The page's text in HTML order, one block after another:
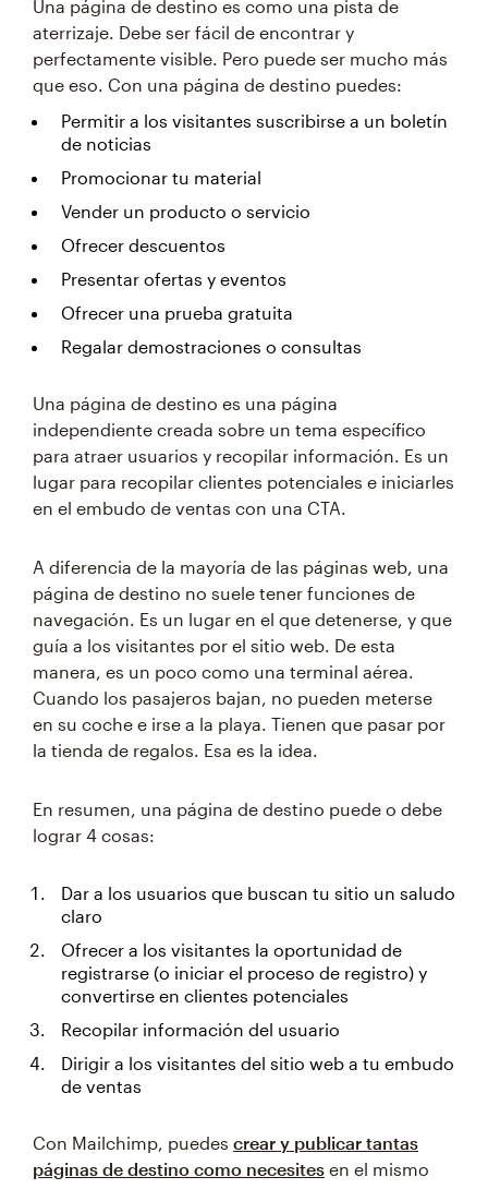
Una página de destino es como una pista de
aterrizaje. Debe ser fácil de encontrar y
perfectamente visible. Pero puede ser mucho más
que eso. Con una página de destino puedes:
Permitir a los visitantes suscribirse a un boletín
de noticias
Promocionar tu material
Vender un producto o servicio
Ofrecer descuentos
Presentar ofertas y eventos
Ofrecer una prueba gratuita
Regalar demostraciones o consultas
Una página de destino es una página
independiente creada sobre un tema específico
para atraer usuarios y recopilar información. Es un
lugar para recopilar clientes potenciales e iniciarles
en el embudo de ventas con una CTA.
A diferencia de la mayoría de las páginas web, una
página de destino no suele tener funciones de
navegación. Es un lugar en el que detenerse, y que
guía a los visitantes por el sitio web. De esta
manera, es un poco como una terminal aérea.
Cuando los pasajeros bajan, no pueden meterse
en su coche e irse a la playa. Tienen que pasar por
la tienda de regalos. Esa es la idea.
En resumen, una página de destino puede o debe
lograr 4 cosas:
Dar a los usuarios que buscan tu sitio un saludo
claro
Ofrecer a los visitantes la oportunidad de
registrarse (o iniciar el proceso de registro) y
convertirse en clientes potenciales
Recopilar información del usuario
Dirigir a los visitantes del sitio web a tu embudo
de ventas
Con Mailchimp, puedes crear y publicar tantas
páginas de destino como necesites en el mismo